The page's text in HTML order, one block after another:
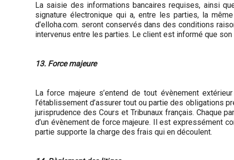
La saisie des informations bancaires requises, ainsi
signature électronique qui a, entre les parties, la
d’elloha.com. seront conservés dans des conditions
intervenus entre les parties. Le client est informé que
13. Force majeure
La force majeure s’entend de tout évènement
l’établissement d’assurer tout ou partie des obligations
jurisprudence des Cours et Tribunaux français. Chaque
d’un évènement de force majeure. Il est expressément
partie supporte la charge des frais qui en découlent.